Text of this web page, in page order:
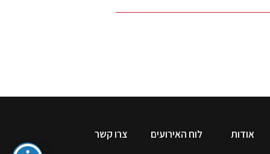
אודות לוח האירועים צרו קשר